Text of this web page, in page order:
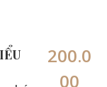
200.0
00